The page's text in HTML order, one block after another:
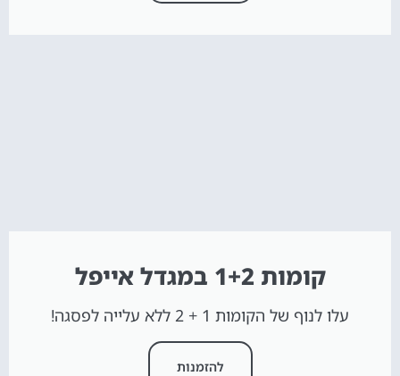
קומות 1+2 במגדל אייפל
עלו לנוף של הקומות 1 + 2 ללא עלייה לפסגה!
להזמנות